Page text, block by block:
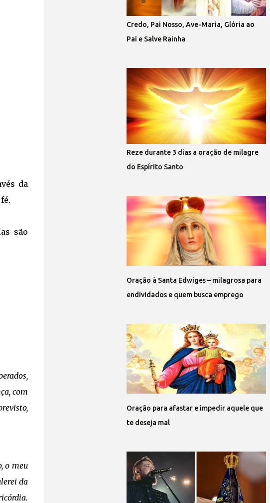
da
são
com
o meu
da
Credo, Pai Nosso, Ave-Maria, Glória ao
Pai e Salve Rainha
Reze durante 3 dias a oração de milagre
do Espírito Santo
Oração à Santa Edwiges – milagrosa para
endividados e quem busca emprego
Oração para afastar e impedir aquele que
te deseja mal